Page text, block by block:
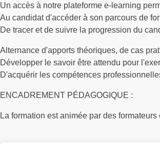
Un accès à notre plateforme e-learning
Au candidat d'accéder à son parcours de
De tracer et de suivre la progression du
Alternance d'apports théoriques, de cas
Développer le savoir être attendu pour
D'acquérir les compétences
ENCADREMENT PÉDAGOGIQUE :
La formation est animée par des